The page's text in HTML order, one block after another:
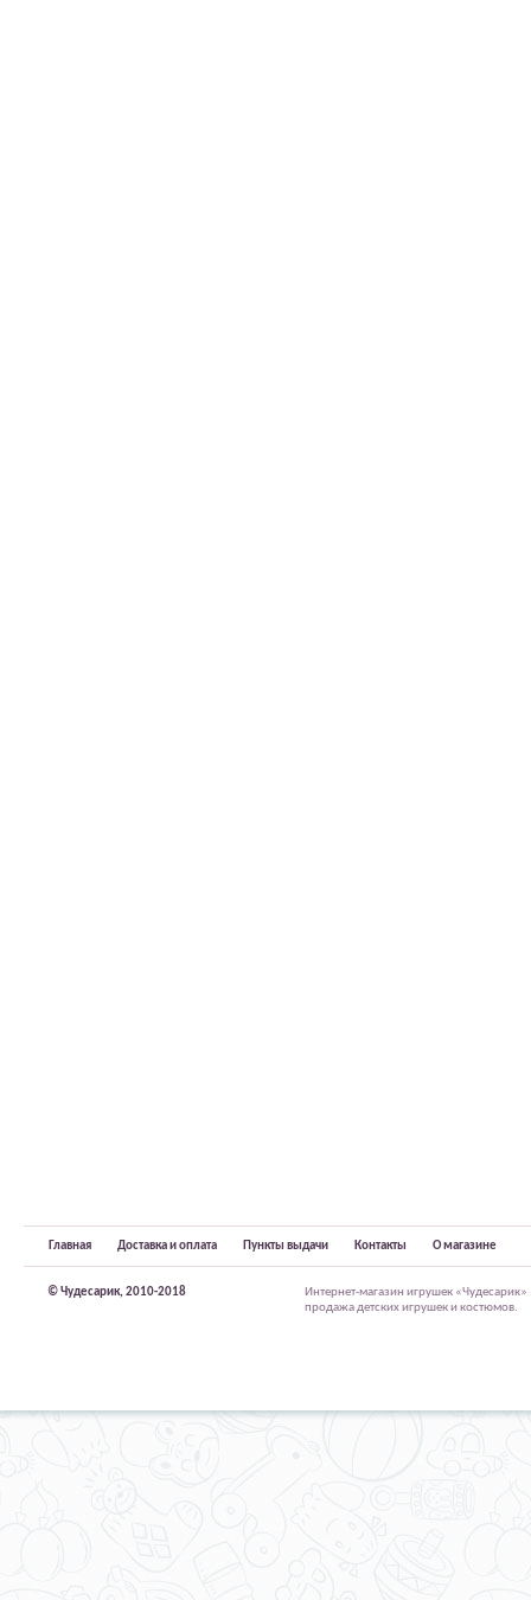
Главная Доставка и оплата Пункты выдачи Контакты О магазине
© Чудесарик, 2010-2018
Интернет-магазин игрушек
продажа детских игрушек и костюмов.